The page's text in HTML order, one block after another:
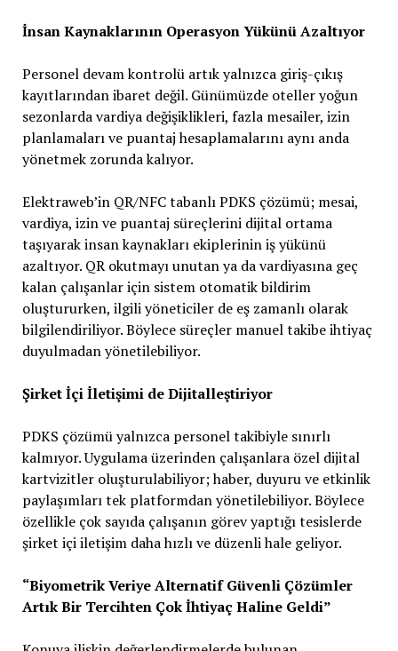
İnsan Kaynaklarının Operasyon Yükünü Azaltıyor
Personel devam kontrolü artık yalnızca giriş-çıkış
kayıtlarından ibaret değil. Günümüzde oteller yoğun
sezonlarda vardiya değişiklikleri, fazla mesailer, izin
planlamaları ve puantaj hesaplamalarını aynı anda
yönetmek zorunda kalıyor.
Elektraweb’in QR/NFC tabanlı PDKS çözümü; mesai,
vardiya, izin ve puantaj süreçlerini dijital ortama
taşıyarak insan kaynakları ekiplerinin iş yükünü
azaltıyor. QR okutmayı unutan ya da vardiyasına geç
kalan çalışanlar için sistem otomatik bildirim
oluştururken, ilgili yöneticiler de eş zamanlı olarak
bilgilendiriliyor. Böylece süreçler manuel takibe ihtiyaç
duyulmadan yönetilebiliyor.
Şirket İçi İletişimi de Dijitalleştiriyor
PDKS çözümü yalnızca personel takibiyle sınırlı
kalmıyor. Uygulama üzerinden çalışanlara özel dijital
kartvizitler oluşturulabiliyor; haber, duyuru ve etkinlik
paylaşımları tek platformdan yönetilebiliyor. Böylece
özellikle çok sayıda çalışanın görev yaptığı tesislerde
şirket içi iletişim daha hızlı ve düzenli hale geliyor.
“Biyometrik Veriye Alternatif Güvenli Çözümler
Artık Bir Tercihten Çok İhtiyaç Haline Geldi”